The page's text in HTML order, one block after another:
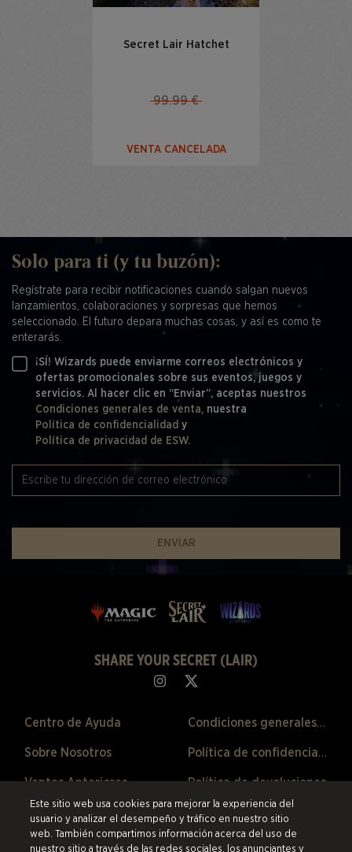
Secret Lair Hatchet
99.99 €
VENTA CANCELADA
Solo para ti (y tu buzón):
Regístrate para recibir notificaciones cuando salgan nuevos
lanzamientos, colaboraciones y sorpresas que hemos
seleccionado. El futuro depara muchas cosas, y así es como te
enterarás.
¡SÍ! Wizards puede enviarme correos electrónicos y
ofertas promocionales sobre sus eventos, juegos y
servicios. Al hacer clic en “Enviar”, aceptas nuestros
Condiciones generales de venta, nuestra
Política de confidencialidad y
Política de privacidad de ESW.
ENVIAR
SHARE YOUR SECRET (LAIR)
Centro de Ayuda
Sobre Nosotros
Ventas Anteriores
Preferencias de Cookies
Condiciones generales de venta
Política de confidencialidad
Política de devoluciones
©2026 ESW France SAS. Todos los derechos reservados. Las marcas
Este sitio web usa cookies para mejorar la experiencia del
usuario y analizar el desempeño y tráfico en nuestro sitio
web. También compartimos información acerca del uso de
nuestro sitio a través de las redes sociales, los anunciantes y